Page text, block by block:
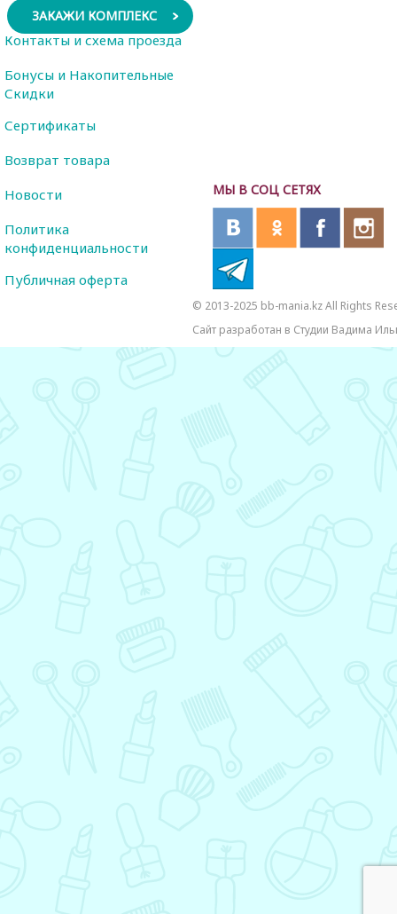
ЗАКАЖИ КОМПЛЕКС
МЫ В СОЦ СЕТЯХ
Контакты и схема проезда
Бонусы и Накопительные
Скидки
Сертификаты
Возврат товара
Новости
Политика
конфиденциальности
Публичная оферта
© 2013-2025 bb-mania.kz All Rights
Сайт разработан в Студии Вадима